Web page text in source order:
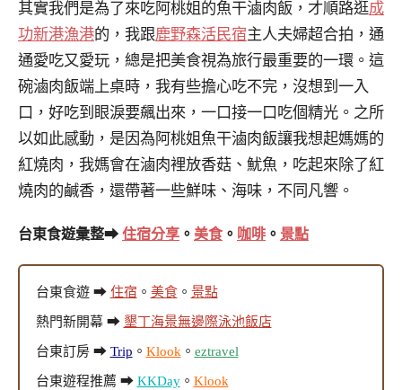
其實我們是為了來吃阿桃姐的魚干滷肉飯，才順路逛成
功新港漁港的，我跟鹿野森活民宿主人夫婦超合拍，通
通愛吃又愛玩，總是把美食視為旅行最重要的一環。這
碗滷肉飯端上桌時，我有些擔心吃不完，沒想到一入
口，好吃到眼淚要飆出來，一口接一口吃個精光。之所
以如此感動，是因為阿桃姐魚干滷肉飯讓我想起媽媽的
紅燒肉，我媽會在滷肉裡放香菇、魷魚，吃起來除了紅
燒肉的鹹香，還帶著一些鮮味、海味，不同凡響。
台東食遊彙整➡ 住宿分享 。 美食。 咖啡 。 景點
台東食遊 ➡ 住宿 。 美食。 景點
熱門新開幕 ➡ 墾丁海景無邊際泳池飯店
台東訂房 ➡ Trip 。 Klook 。 eztravel
台東遊程推薦 ➡ KKDay。 Klook